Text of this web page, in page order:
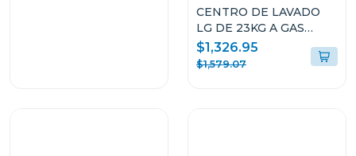
CENTRO DE LAVADO
LG DE 23KG A GAS
COLOR GRIS
WM23VFXS6/DF74VFXS6B
$1,326.95
$1,579.07